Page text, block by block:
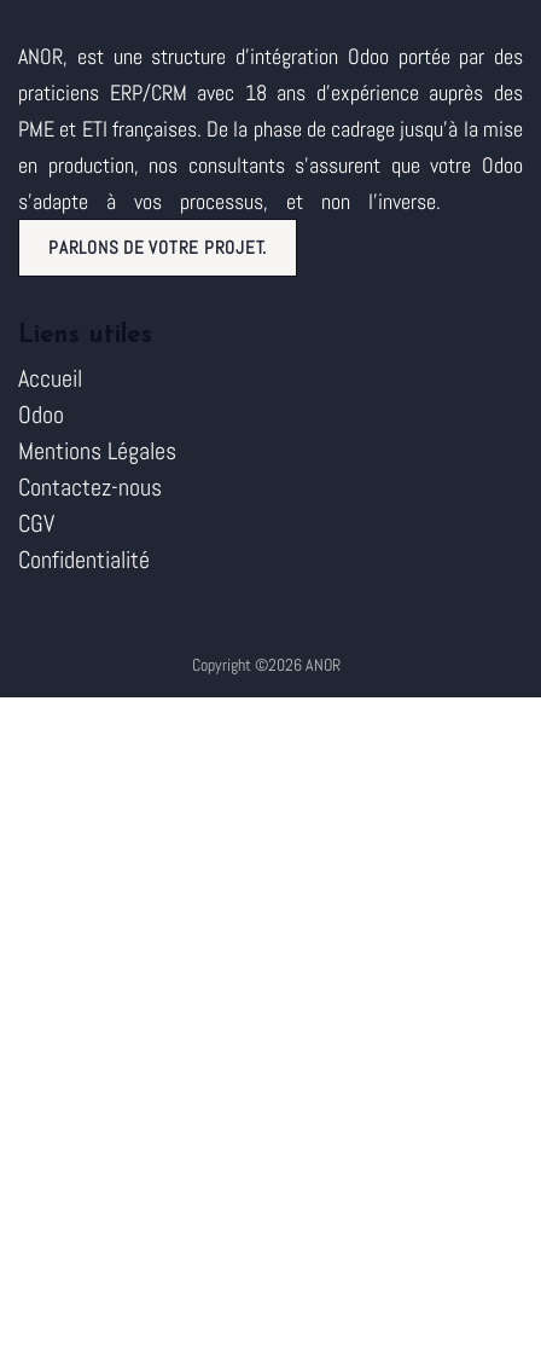
ANOR, est une structure d'intégration Odoo portée par des
praticiens ERP/CRM avec 18 ans d'expérience auprès des
PME et ETI françaises. De la phase de cadrage jusqu'à la mise
en production, nos consultants s'assurent que votre Odoo
s'adapte à vos processus, et non l'inverse.
PARLONS DE VOTRE PROJET.
Accueil
Odoo
Mentions Légales
Contactez-nous
CGV
Confidentialité
Copyright ©2026 ANOR